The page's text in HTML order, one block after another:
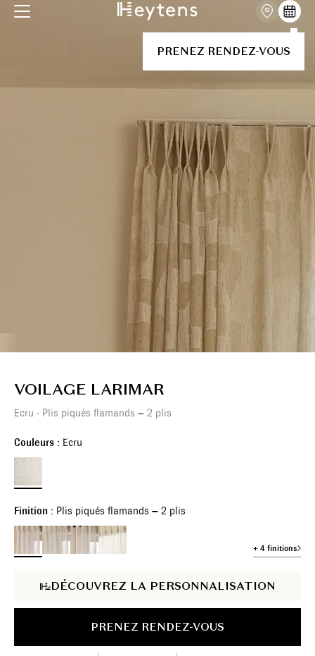
PRENEZ RENDEZ-VOUS
VOILAGE LARIMAR
Ecru - Plis piqués flamands – 2 plis
Couleurs : Ecru
Finition : Plis piqués flamands – 2 plis
+ 4 finitions
DÉCOUVREZ LA PERSONNALISATION
PRENEZ RENDEZ-VOUS